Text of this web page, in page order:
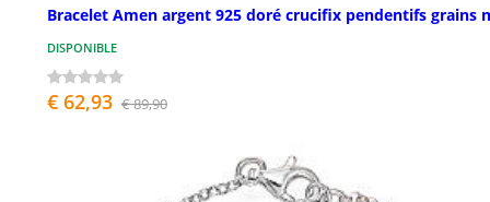
Bracelet Amen argent 925 doré crucifix pendentifs grains
DISPONIBLE
€ 62,93 € 89,90